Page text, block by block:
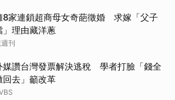
8家連鎖超商母女奇葩徵婚 求嫁「父子
」理由藏洋蔥
刊
媒讚台灣發票解決逃稅 學者打臉「錢全
回去」籲改革